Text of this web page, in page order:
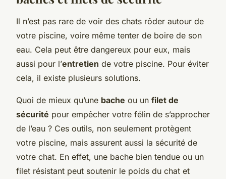
Il n’est pas rare de voir des chats rôder autour de
votre piscine, voire même tenter de boire de son
eau. Cela peut être dangereux pour eux, mais
aussi pour l’entretien de votre piscine. Pour éviter
cela, il existe plusieurs solutions.
Quoi de mieux qu’une bache ou un filet de
sécurité pour empêcher votre félin de s’approcher
de l’eau ? Ces outils, non seulement protègent
votre piscine, mais assurent aussi la sécurité de
votre chat. En effet, une bache bien tendue ou un
filet résistant peut soutenir le poids du chat et